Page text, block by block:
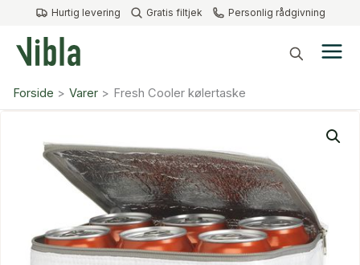
indholdet
Hurtig levering Gratis filtjek Personlig rådgivning
Forside Varer Fresh Cooler kølertaske